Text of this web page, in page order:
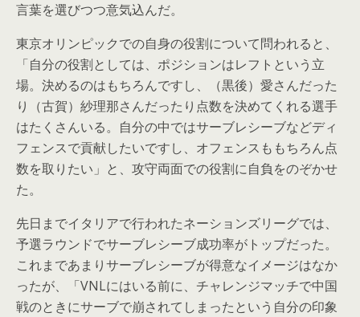
言葉を選びつつ意気込んだ。
東京オリンピックでの自身の役割について問われると、
「自分の役割としては、ポジションはレフトという立
場。決めるのはもちろんですし、（黒後）愛さんだった
り（古賀）紗理那さんだったり点数を決めてくれる選手
はたくさんいる。自分の中ではサーブレシーブなどディ
フェンスで貢献したいですし、オフェンスももちろん点
数を取りたい」と、攻守両面での役割に自負をのぞかせ
た。
先日までイタリアで行われたネーションズリーグでは、
予選ラウンドでサーブレシーブ成功率がトップだった。
これまであまりサーブレシーブが得意なイメージはなか
ったが、「VNLにはいる前に、チャレンジマッチで中国
戦のときにサーブで崩されてしまったという自分の印象